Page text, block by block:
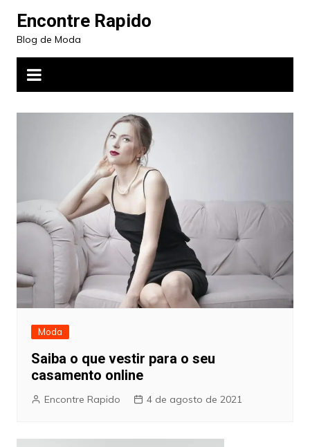
para
conteúdo
Encontre Rapido
Blog de Moda
Moda
Saiba o que vestir para o seu
casamento online
Encontre Rapido 4 de agosto de 2021